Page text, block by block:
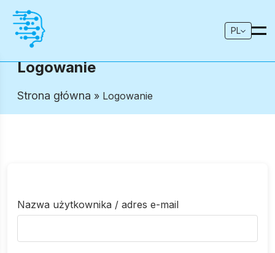
PL
Logowanie
Strona główna » Logowanie
Nazwa użytkownika / adres e-mail